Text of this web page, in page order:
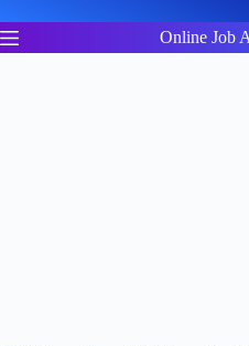
to
content
Online Job